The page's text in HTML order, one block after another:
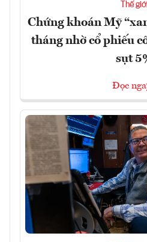
Thế giới
Chứng khoán Mỹ
tháng nhờ cổ phiếu
sụt
Đọc